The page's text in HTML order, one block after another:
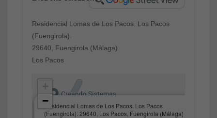
Residencial Lomas de Los Pacos. Los Pacos
(Fuengirola).
29640, Fuengirola (Málaga)
Los Pacos
Residencial Lomas de Los Pacos. Los Pacos
(Fuengirola). 29640, Los Pacos, Fuengirola (Málaga)
−